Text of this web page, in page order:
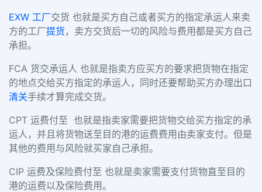
EXW 工厂交货 也就是买方自己或者买方的指定承运人来卖
方的工厂提货 ，卖方交货后一切的风险与费用都是买方自己
承担。
FCA 货交承运人 也就是指卖方应买方的要求把货物在指定
的地点交给买方指定的承运人，同时还要帮助买方办理出口
清关手续才算完成交货。
CPT 运费付至 也就是指卖家需要把货物交给买方指定的承
运人，并且将货物送至目的港的运费费用由卖家支付。但是
其他的费用与风险就买家自己承担。
CIP 运费及保险费付至 也就是卖家需要支付货物直至目的
港的运费以及保险费用。